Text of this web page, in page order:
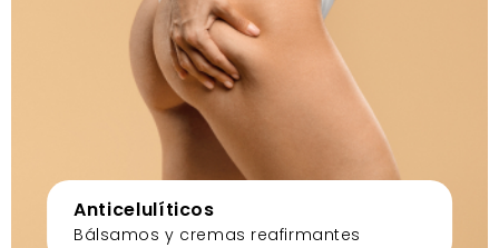
Anticelulíticos
Bálsamos y cremas reafirmantes